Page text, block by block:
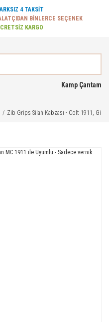
4 TAKSİT
BİNLERCE SEÇENEK
KARGO
Kamp Çantam
Zib Grips Silah Kabzası - Colt 1911,